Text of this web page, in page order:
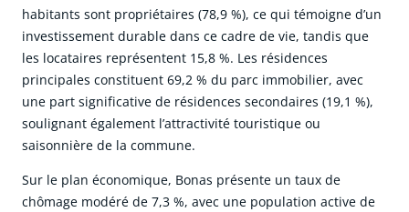
habitants sont propriétaires (78,9 %), ce qui témoigne d’un
investissement durable dans ce cadre de vie, tandis que
les locataires représentent 15,8 %. Les résidences
principales constituent 69,2 % du parc immobilier, avec
une part significative de résidences secondaires (19,1 %),
soulignant également l’attractivité touristique ou
saisonnière de la commune.
Sur le plan économique, Bonas présente un taux de
chômage modéré de 7,3 %, avec une population active de